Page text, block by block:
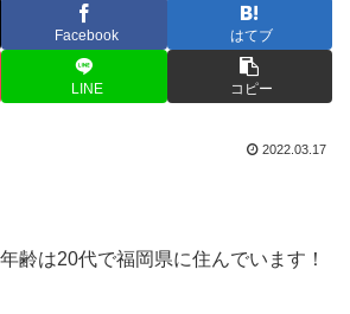
Facebook はてブ
LINE コピー
2022.03.17
齢は20代で福岡県に住んでいます！